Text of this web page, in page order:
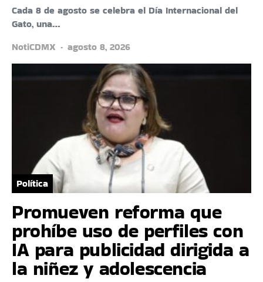
Cada 8 de agosto se celebra el Día Internacional del
Gato, una…
NotiCDMX
agosto 8, 2026
Política
Promueven reforma que
prohíbe uso de perfiles con
IA para publicidad dirigida a
la niñez y adolescencia